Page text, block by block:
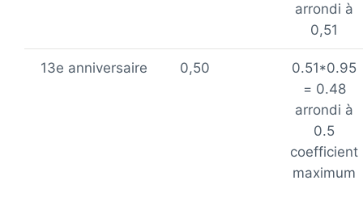
arrondi à
0,51
13e anniversaire 0,50
0.51*0.95
= 0.48
arrondi à
0.5
coefficient
maximum